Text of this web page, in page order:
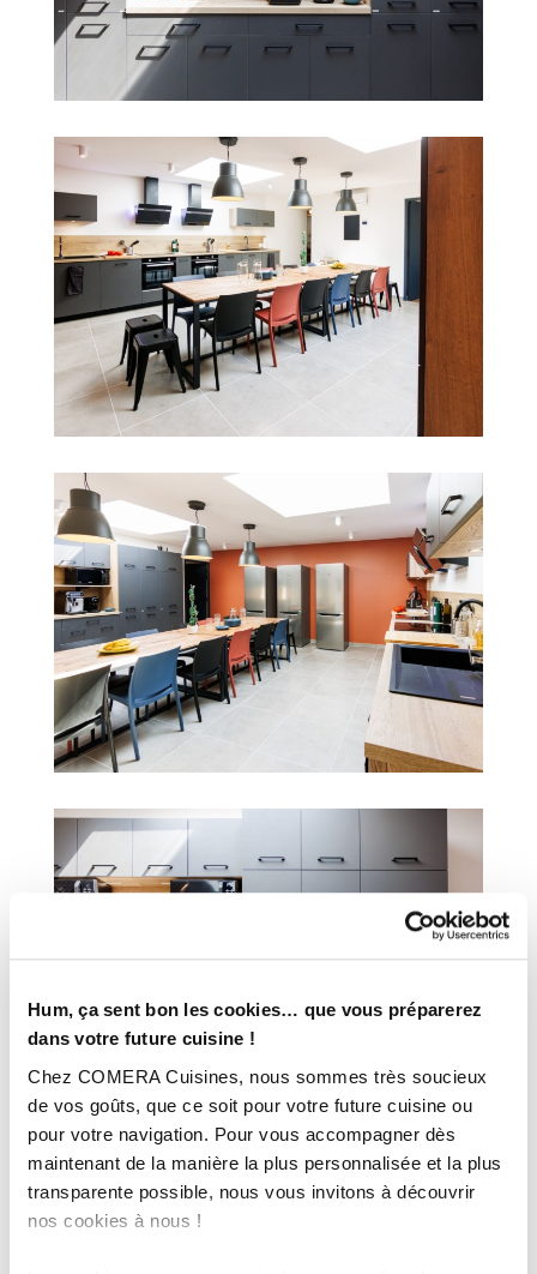
Hum, ça sent bon les cookies… que vous préparerez
dans votre future cuisine !
Chez COMERA Cuisines, nous sommes très soucieux
de vos goûts, que ce soit pour votre future cuisine ou
pour votre navigation. Pour vous accompagner dès
maintenant de la manière la plus personnalisée et la plus
transparente possible, nous vous invitons à découvrir
nos cookies à nous !